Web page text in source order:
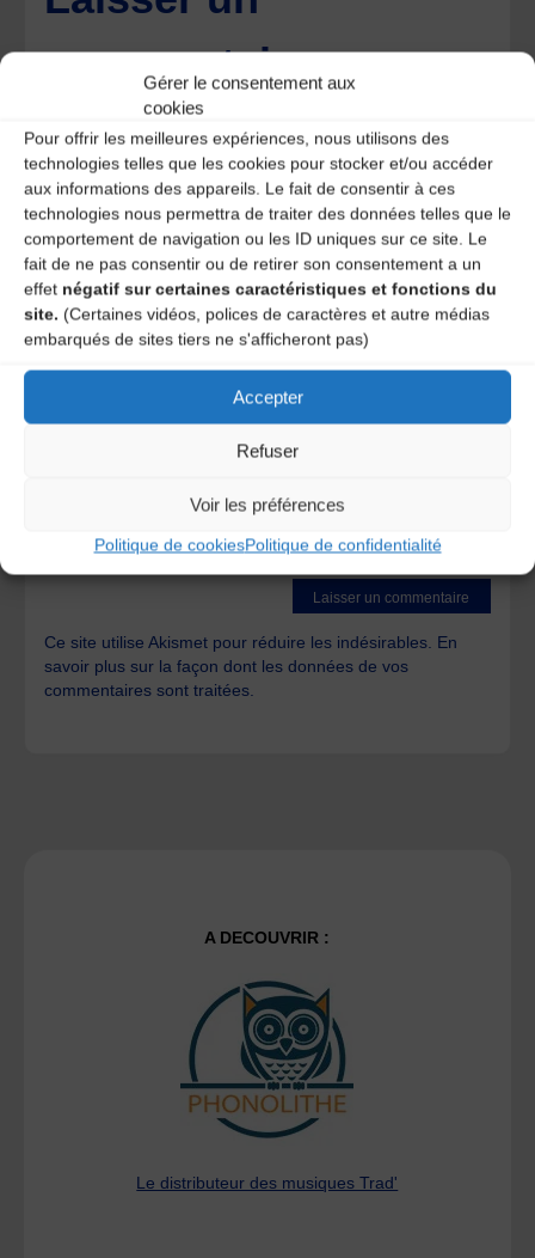
Gérer le consentement aux
cookies
Pour offrir les meilleures expériences, nous utilisons des
technologies telles que les cookies pour stocker et/ou accéder
aux informations des appareils. Le fait de consentir à ces
technologies nous permettra de traiter des données telles que le
comportement de navigation ou les ID uniques sur ce site. Le
fait de ne pas consentir ou de retirer son consentement a un
effet négatif sur certaines caractéristiques et fonctions du
site. (Certaines vidéos, polices de caractères et autre médias
embarqués de sites tiers ne s'afficheront pas)
Accepter
Refuser
Voir les préférences
Politique de cookiesPolitique de confidentialité
commentaire
Votre adresse e-mail ne sera pas publiée.
time I post a comment.
Ce site utilise Akismet pour réduire les indésirables. En
savoir plus sur la façon dont les données de vos
commentaires sont traitées
A DECOUVRIR :
Le distributeur des musiques Trad'